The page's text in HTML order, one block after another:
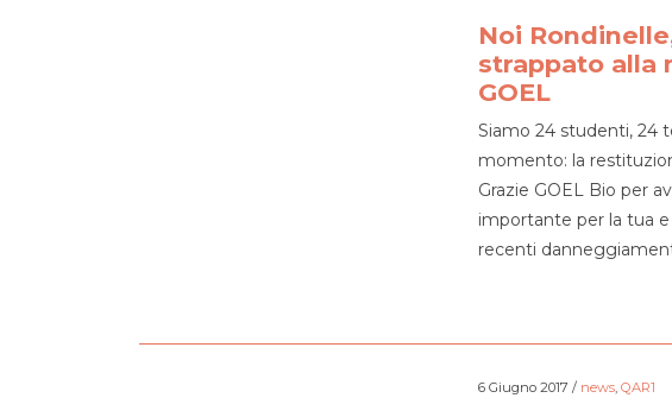
Noi
strappato alla
GOEL
Siamo 24 studenti, 24
momento: la
Grazie GOEL Bio per
importante per la tua e
recenti
6 Giugno 2017 / news, QAR1